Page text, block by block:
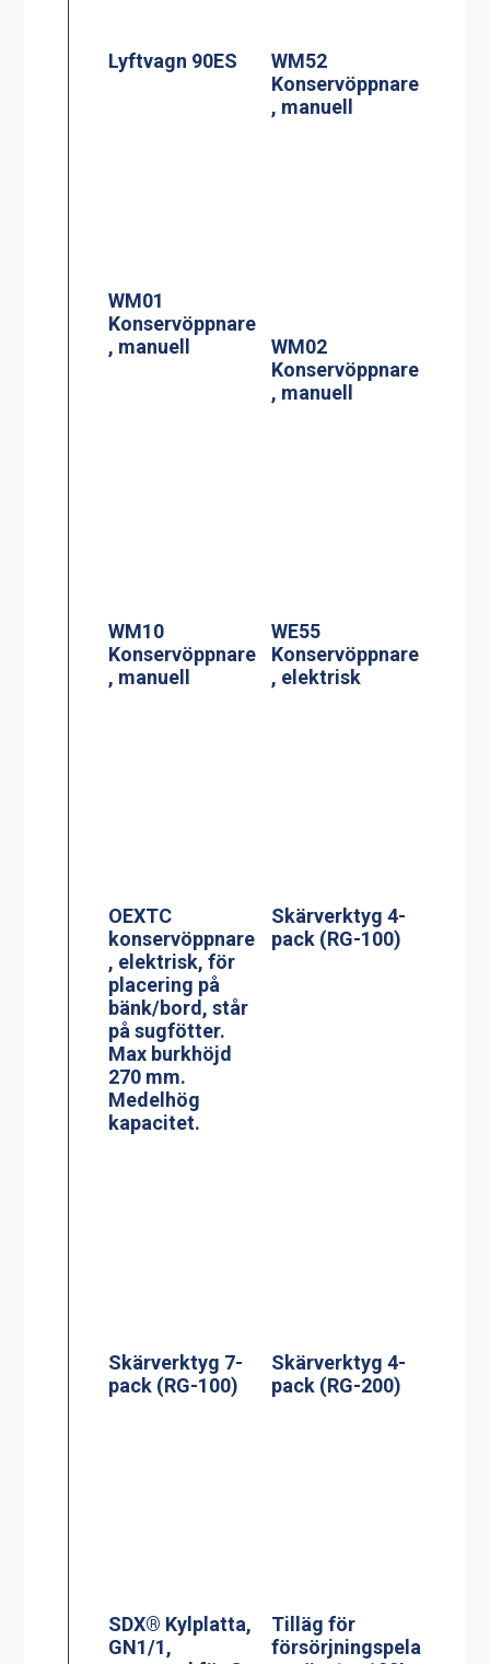
Lyftvagn 90ES
WM52
Konservöppnare
, manuell
WM01
Konservöppnare
, manuell
WM02
Konservöppnare
, manuell
WM10
Konservöppnare
, manuell
WE55
Konservöppnare
, elektrisk
OEXTC
konservöppnare
, elektrisk, för
placering på
bänk/bord, står
på sugfötter.
Max burkhöjd
270 mm.
Medelhög
kapacitet.
Skärverktyg 4-
pack (RG-100)
Skärverktyg 7-
pack (RG-100)
Skärverktyg 4-
pack (RG-200)
SDX® Kylplatta,
GN1/1,
Tilläg för
försörjningspela